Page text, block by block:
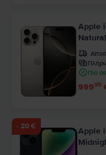
Apple
Πιο
99999
- 20 €
Apple